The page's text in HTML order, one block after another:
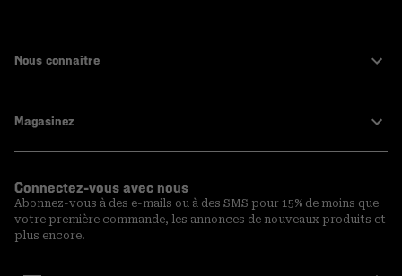
Nous connaitre
Magasinez
Connectez-vous avec nous
Abonnez-vous à des e-mails ou à des SMS pour 15% de moins que
votre première commande, les annonces de nouveaux produits et
plus encore.